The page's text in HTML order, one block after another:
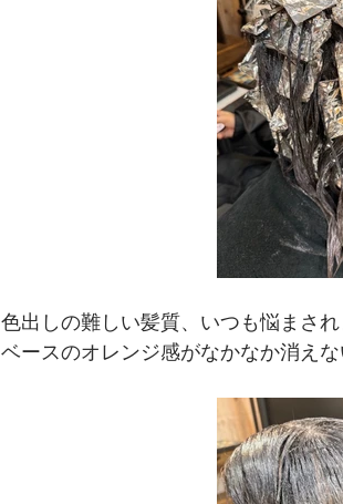
色出しの難しい髪質、いつも悩まされ
ベースのオレンジ感がなかなか消え